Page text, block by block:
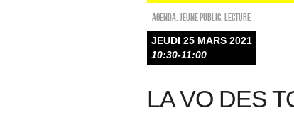
_Agenda Jeune public Lecture
JEUDI 25 MARS 2021
10:30-11:00
LA VO DES